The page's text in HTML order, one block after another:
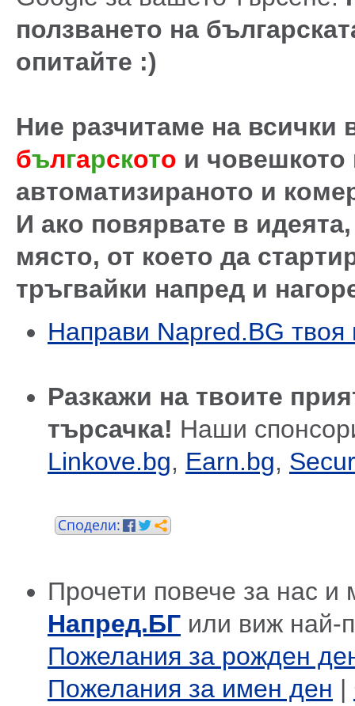
ползването на
опитайте :)
Ние разчитаме на всички
българското и човешкото
автоматизираното и
И ако повярвате в
място, от което да
тръгвайки напред и
Направи Napred.BG твоя
Разкажи на твоите
търсачка! Наши
Linkove.bg, Earn.bg,
Прочети повече за нас и
Напред.БГ или виж най-
Пожелания за рожден
Пожелания за имен ден |